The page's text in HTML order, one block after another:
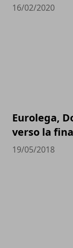
16/02/2020
Eurolega,
verso la
19/05/2018